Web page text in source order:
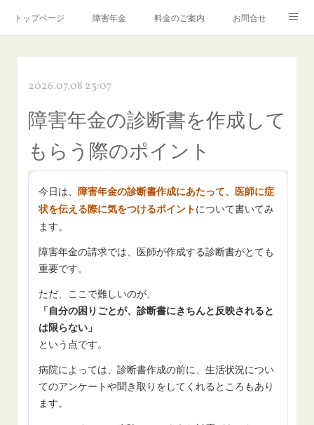
トップページ 障害年金 料金のご案内 お問合せ
2026.07.08 23:07
障害年金の診断書を作成して
もらう際のポイント